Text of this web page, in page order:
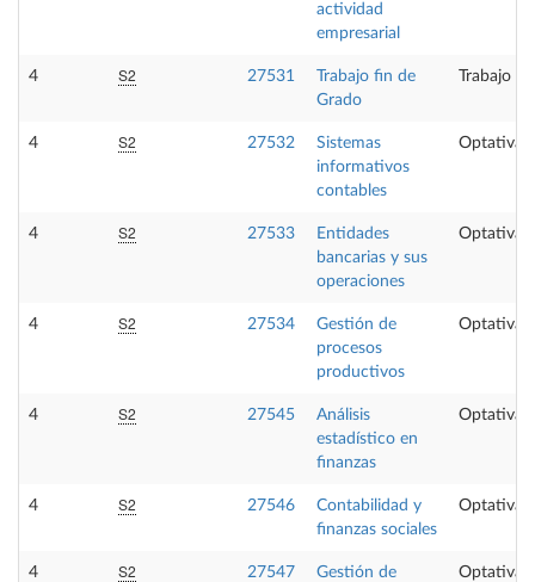
actividad
empresarial
4 S2 27531
Trabajo fin de
Grado
Trabajo
4 S2 27532
Sistemas
informativos
contables
Optativa
4 S2 27533
Entidades
bancarias y sus
operaciones
Optativa
4 S2 27534
Gestión de
procesos
productivos
Optativa
4 S2 27545
Análisis
estadístico en
finanzas
Optativa
4 S2 27546
Contabilidad y
finanzas sociales
Optativa
4 S2 27547
Gestión de
Optativa